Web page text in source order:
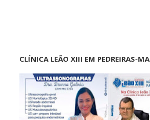
CLÍNICA LEÃO XIII EM PEDREIRAS-MA